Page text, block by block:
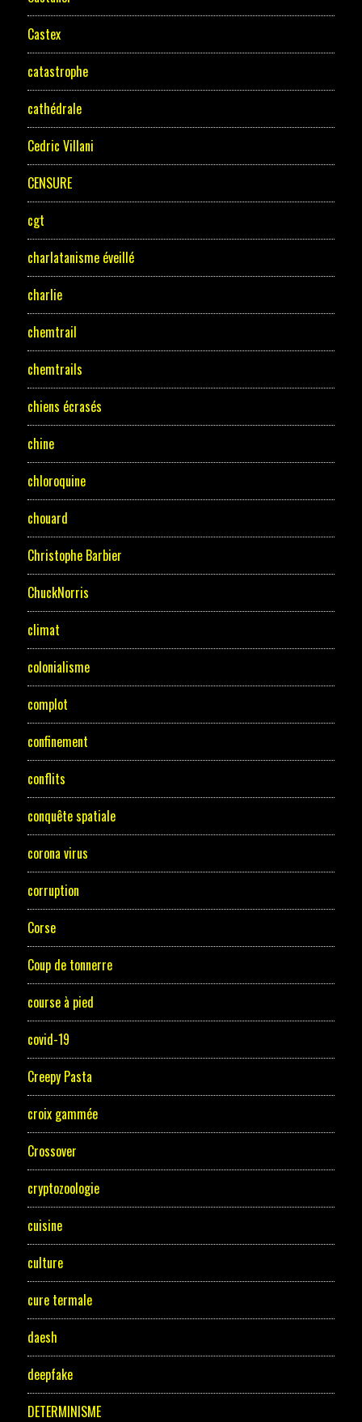
Castex
catastrophe
cathédrale
Cedric Villani
CENSURE
cgt
charlatanisme éveillé
charlie
chemtrail
chemtrails
chiens écrasés
chine
chloroquine
chouard
Christophe Barbier
ChuckNorris
climat
colonialisme
complot
confinement
conflits
conquête spatiale
corona virus
corruption
Corse
Coup de tonnerre
course à pied
covid-19
Creepy Pasta
croix gammée
Crossover
cryptozoologie
cuisine
culture
cure termale
daesh
deepfake
DETERMINISME